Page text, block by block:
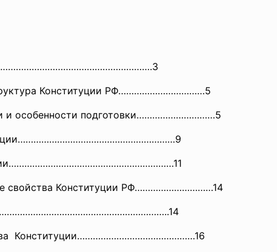
………………….3
Конституции РФ……………………………5
и особенности подготовки…………………………5
………………………………9
………………………………11
свойства Конституции РФ…………………………14
…………………………..14
Конституции………………………………………16